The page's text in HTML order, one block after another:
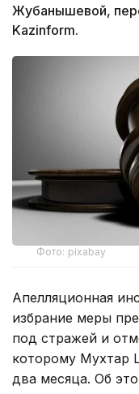
Жубанышевой,
Kazinform.
Фото: pixabay
Апелляционная
избрание меры
под стражей и
которому Мухтар
два месяца. Об